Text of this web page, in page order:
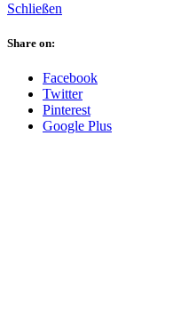
Schließen
Share on:
Facebook
Twitter
Pinterest
Google Plus